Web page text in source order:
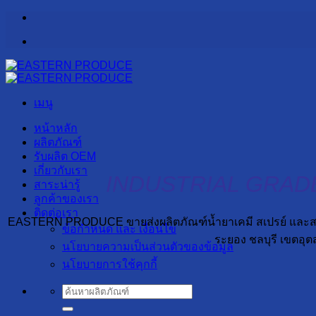
ข้าม
เนื้อหา
เมนู
หน้าหลัก
ผลิตภัณฑ์
รับผลิต OEM
เกี่ยวกับเรา
สาระน่ารู้
ลูกค้าของเรา
ติดต่อเรา
ข้อกำหนด และ เงื่อนไข
นโยบายความเป็นส่วนตัวของข้อมูล
นโยบายการใช้คุกกี้
ค้นหา:
EASTERN PRODUCE ขายส่งผลิตภัณฑ์น้ำยาเคมี สเปรย์ แ
ระยอง ชลบุรี เขตอุ